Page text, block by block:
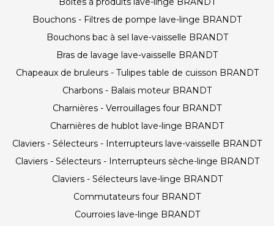
Bouchons - Filtres de pompe lave-linge BRANDT
Bouchons bac à sel lave-vaisselle BRANDT
Bras de lavage lave-vaisselle BRANDT
Chapeaux de bruleurs - Tulipes table de cuisson BRANDT
Charbons - Balais moteur BRANDT
Charnières - Verrouillages four BRANDT
Charnières de hublot lave-linge BRANDT
Claviers - Sélecteurs - Interrupteurs lave-vaisselle BRANDT
Claviers - Sélecteurs - Interrupteurs sèche-linge BRANDT
Claviers - Sélecteurs lave-linge BRANDT
Commutateurs four BRANDT
Courroies lave-linge BRANDT